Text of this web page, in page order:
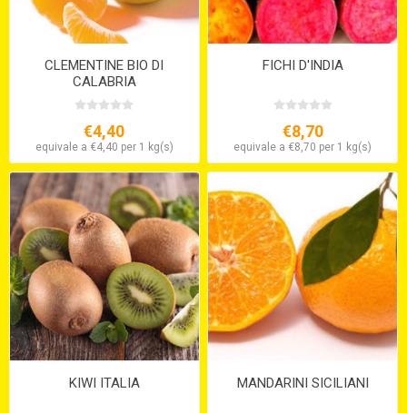
CLEMENTINE BIO DI
CALABRIA
€4,40
equivale a €4,40 per 1 kg(s)
FICHI D'INDIA
€8,70
equivale a €8,70 per 1 kg(s)
KIWI ITALIA MANDARINI SICILIANI